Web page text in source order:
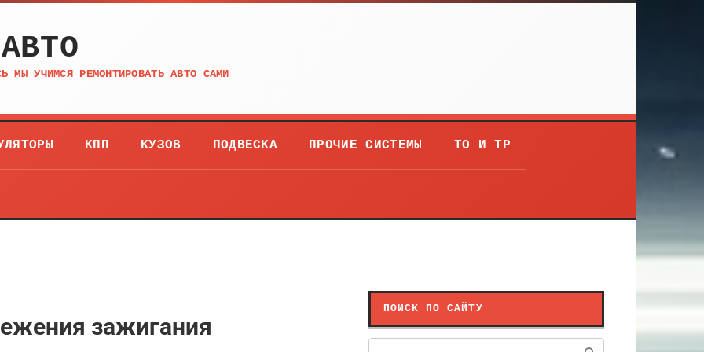
МЫ УЧИМСЯ РЕМОНТИРОВАТЬ АВТО САМИ
КПП КУЗОВ ПОДВЕСКА ПРОЧИЕ СИСТЕМЫ ТО И ТР
зажигания
ПОИСК ПО САЙТУ